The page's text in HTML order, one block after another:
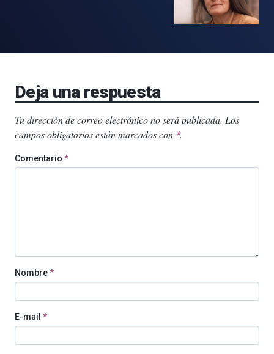
Deja una respuesta
Tu dirección de correo electrónico no será publicada. Los
campos obligatorios están marcados con *.
Comentario *
Nombre*
E-mail *